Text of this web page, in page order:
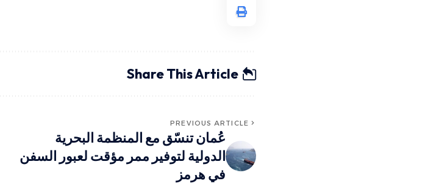
Share This Article
PREVIOUS ARTICLE
عُمان تنسّق مع المنظمة البحرية
الدولية لتوفير ممر مؤقت لعبور السفن
في هرمز